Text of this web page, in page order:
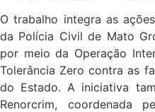
O trabalho integra as
da Polícia Civil de Mato
por meio da Operação
Tolerância Zero contra as
do Estado. A iniciativa
Renorcrim, coordenada